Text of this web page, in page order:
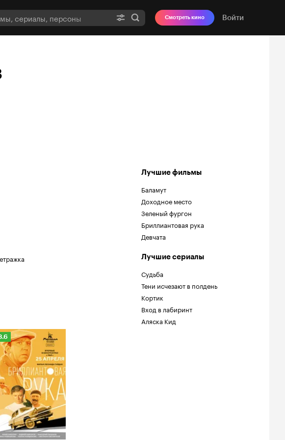
Смотреть кино Войти
Лучшие фильмы
Баламут
Доходное место
Зеленый фургон
Бриллиантовая рука
Девчата
Лучшие сериалы
Судьба
Тени исчезают в полдень
Кортик
Вход в лабиринт
Аляска Кид
Кинопоиска
8.6